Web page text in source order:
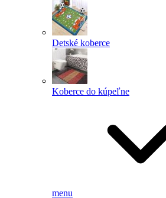
Detské koberce
Koberce do kúpeľne
menu